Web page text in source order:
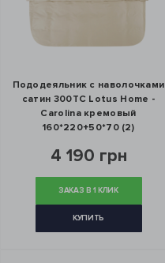
Пододеяльник с наволочками
сатин 300ТС Lotus Home -
Carolina кремовый
160*220+50*70 (2)
4 190 грн
ЗАКАЗ В 1 КЛИК
КУПИТЬ